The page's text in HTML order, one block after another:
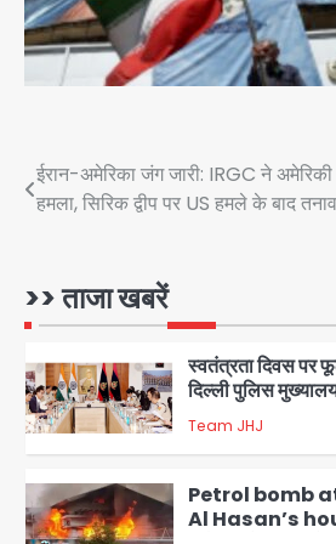
Post
navigation
ईरान-अमेरिका जंग जारी: IRGC ने
हमला, सिरिक द्वीप पर US हमले के बाद
>> ताजा खबरें
4
साल से कैंसर से जूझ
Avinash Kumar
5
Team JHJ
1
2
स्वतंत्रता दिवस पर
दिल्ली पुलिस
Team JHJ
Petrol bomb
Al Hasan’s